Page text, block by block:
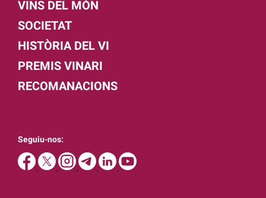
VINS DEL MÓN
SOCIETAT
HISTÒRIA DEL VI
PREMIS VINARI
RECOMANACIONS
Seguiu-nos: